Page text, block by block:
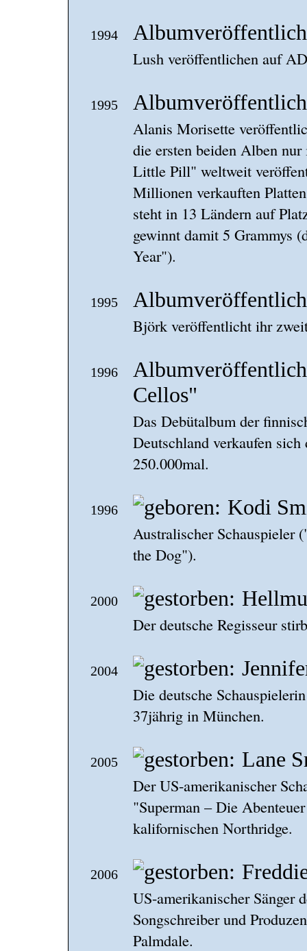
1994
Lush veröffentlichen auf
1995
Alanis Morisette
die ersten beiden Alben
Little Pill" weltweit
Millionen verkauften
steht in 13 Ländern auf
gewinnt damit 5 Grammys
Year").
1995
Björk veröffentlicht ihr
1996
Cellos"
Das Debütalbum der
Deutschland verkaufen
250.000mal.
1996 Kodi
Australischer
the Dog").
2000
Der deutsche Regisseur
2004
Die deutsche
37jährig in München.
2005 Lane
Der US-amerikanischer
"Superman – Die
kalifornischen Northridge.
2006
US-amerikanischer
Songschreiber und
Palmdale.